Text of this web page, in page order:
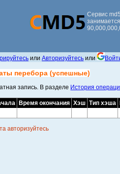
Сервис
или Авторизуйтесь или
перебора (успешные)
запись. В разделе История
Время окончания Хэш Тип хэша
авторизуйтесь